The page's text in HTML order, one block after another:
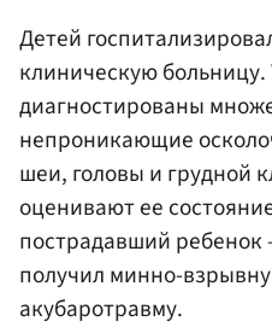
Детей
клиническую больницу.
диагностированы
непроникающие
шеи, головы и грудной
оценивают ее
пострадавший
получил минно-
акубаротравму.